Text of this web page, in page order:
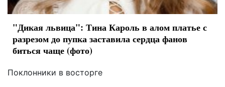
"Дикая львица": Тина Кароль в алом платье с
разрезом до пупка заставила сердца фанов
биться чаще (фото)
Поклонники в восторге